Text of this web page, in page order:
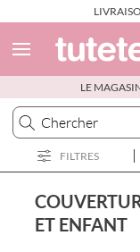
Espagnol
Italien
Anglais
Portugais
Français
LE
FILTRES
ET ENFANT